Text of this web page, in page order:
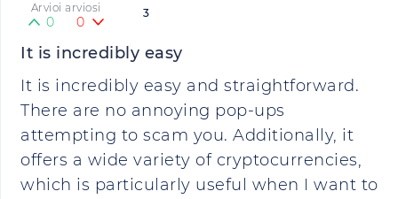
3
Arvioi arviosi
0 0
It is incredibly easy
It is incredibly easy and straightforward.
There are no annoying pop-ups
attempting to scam you. Additionally, it
offers a wide variety of cryptocurrencies,
which is particularly useful when I want to